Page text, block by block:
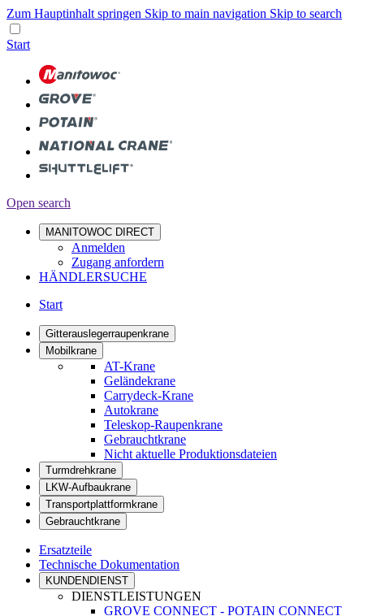
Zum Hauptinhalt springen Skip to main navigation Skip to search
Start
Open search
MANITOWOC DIRECT
Anmelden
Zugang anfordern
HÄNDLERSUCHE
Start
Gitterauslegerraupenkrane
Mobilkrane
AT-Krane
Geländekrane
Carrydeck-Krane
Autokrane
Teleskop-Raupenkrane
Gebrauchtkrane
Nicht aktuelle Produktionsdateien
Turmdrehkrane
LKW-Aufbaukrane
Transportplattformkrane
Gebrauchtkrane
Ersatzteile
Technische Dokumentation
KUNDENDIENST
DIENSTLEISTUNGEN
GROVE CONNECT - POTAIN CONNECT